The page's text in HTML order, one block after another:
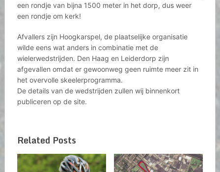
een rondje van bijna 1500 meter in het dorp, dus weer
een rondje om kerk!
Afvallers zijn Hoogkarspel, de plaatselijke organisatie
wilde eens wat anders in combinatie met de
wielerwedstrijden. Den Haag en Leiderdorp zijn
afgevallen omdat er gewoonweg geen ruimte meer zit in
het overvolle skeelerprogramma.
De details van de wedstrijden zullen wij binnenkort
publiceren op de site.
Related Posts